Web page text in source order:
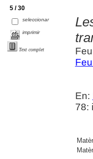
5 / 30
seleccionar
imprimir
Text complet
Feu
En:
78: